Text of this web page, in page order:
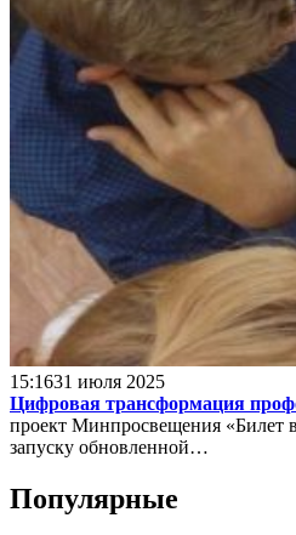
15:1631 июля 2025
Цифровая трансформация
проект Минпросвещения «Билет
запуску обновленной…
Популярные